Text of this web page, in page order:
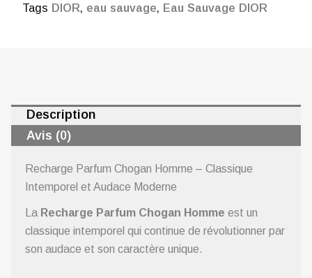
Tags DIOR, eau sauvage, Eau Sauvage DIOR
Description
Avis (0)
Recharge Parfum Chogan Homme – Classique
Intemporel et Audace Moderne
La Recharge Parfum Chogan Homme est un
classique intemporel qui continue de révolutionner par
son audace et son caractère unique.